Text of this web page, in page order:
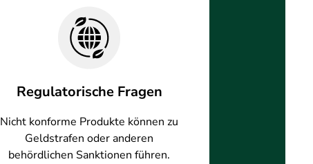
Regulatorische Fragen
Nicht konforme Produkte können zu
Geldstrafen oder anderen
behördlichen Sanktionen führen.